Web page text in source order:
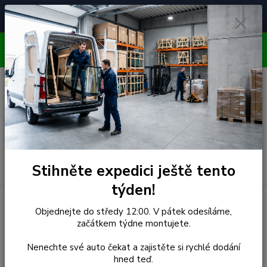
🚘
Čelní skla pro
unikátní vozy
📞
Poradenství
ZDARMA
⭐ 4.7/5 (50 recenzí)
OBJEDNÁVEJTE DO STŘEDY 12:00 - KAŽDÝ PÁTEK
EXPEDUJEME!!
Menu
Hledat
0 ks
za 0,00 Kč
(r.1988-)
Čelní Sklo - CITROEN AX 3D
Stihněte expedici ještě tento
týden!
Objednejte do středy 12:00. V pátek odesíláme,
začátkem týdne montujete.
Nenechte své auto čekat a zajistěte si rychlé dodání
hned teď.